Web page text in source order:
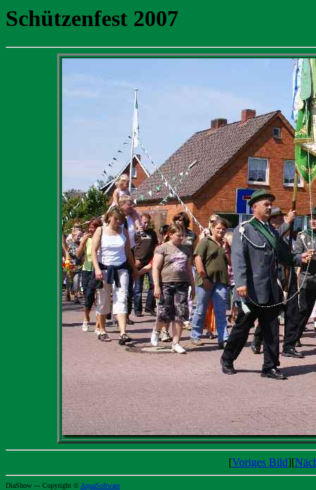
Schützenfest 2007
[Voriges Bild][
DiaShow --- Copyright © AquaSoftware